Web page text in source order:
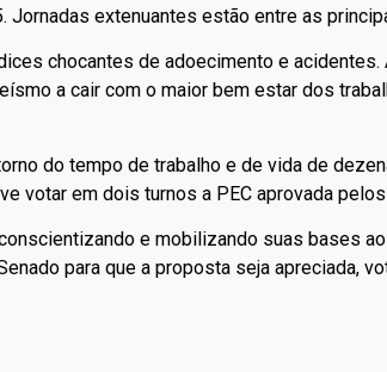
Jornadas extenuantes estão entre as
chocantes de adoecimento e
a cair com o maior bem estar dos
do tempo de trabalho e de vida de
votar em dois turnos a PEC aprovada
e mobilizando suas bases
para que a proposta seja apreciada,